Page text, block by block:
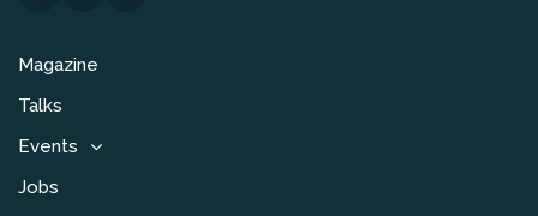
Magazine
Talks
Events
Jobs